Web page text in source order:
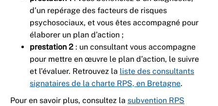
d’un repérage des facteurs de risques
psychosociaux, et vous êtes accompagné pour
élaborer un plan d’action ;
prestation 2 : un consultant vous accompagne
pour mettre en œuvre le plan d’action, le suivre
et l’évaluer. Retrouvez la liste des consultants
signataires de la charte RPS, en Bretagne.
Pour en savoir plus, consultez la subvention RPS